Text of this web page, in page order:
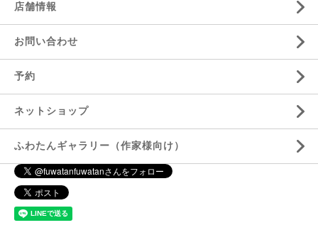
店舗情報
お問い合わせ
予約
ネットショップ
ふわたんギャラリー（作家様向け）